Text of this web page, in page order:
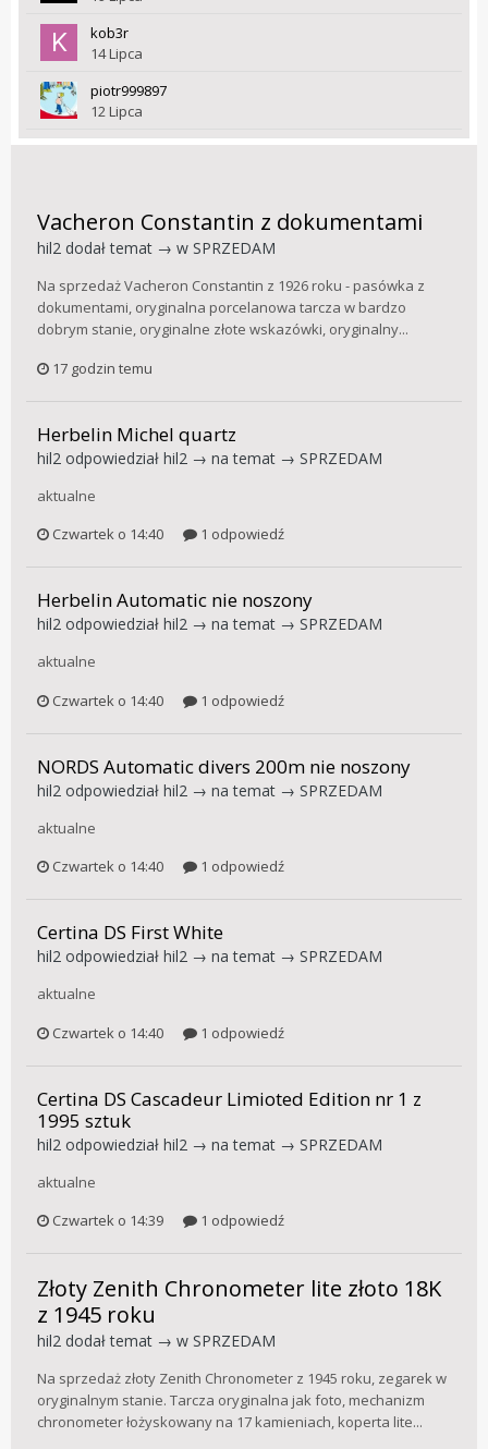
kob3r
14 Lipca
piotr999897
12 Lipca
Vacheron Constantin z dokumentami
hil2 dodał temat → w SPRZEDAM
Na sprzedaż Vacheron Constantin z 1926 roku - pasówka z
dokumentami, oryginalna porcelanowa tarcza w bardzo
dobrym stanie, oryginalne złote wskazówki, oryginalny...
17 godzin temu
Herbelin Michel quartz
hil2 odpowiedział hil2 → na temat → SPRZEDAM
aktualne
Czwartek o 14:40
1 odpowiedź
Herbelin Automatic nie noszony
hil2 odpowiedział hil2 → na temat → SPRZEDAM
aktualne
Czwartek o 14:40
1 odpowiedź
NORDS Automatic divers 200m nie noszony
hil2 odpowiedział hil2 → na temat → SPRZEDAM
aktualne
Czwartek o 14:40
1 odpowiedź
Certina DS First White
hil2 odpowiedział hil2 → na temat → SPRZEDAM
aktualne
Czwartek o 14:40
1 odpowiedź
Certina DS Cascadeur Limioted Edition nr 1 z
1995 sztuk
hil2 odpowiedział hil2 → na temat → SPRZEDAM
aktualne
Czwartek o 14:39
1 odpowiedź
Złoty Zenith Chronometer lite złoto 18K
z 1945 roku
hil2 dodał temat → w SPRZEDAM
Na sprzedaż złoty Zenith Chronometer z 1945 roku, zegarek w
oryginalnym stanie. Tarcza oryginalna jak foto, mechanizm
chronometer łożyskowany na 17 kamieniach, koperta lite...